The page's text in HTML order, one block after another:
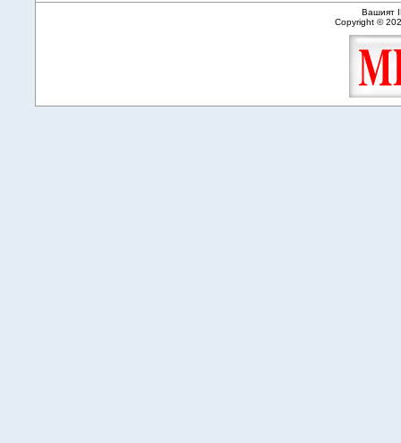
Вашият
Copyright ©